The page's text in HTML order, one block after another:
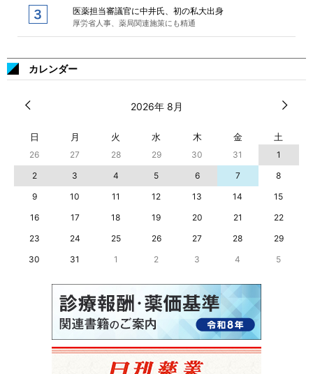
医薬担当審議官に中井氏、初の私大出身
厚労省人事、薬局関連施策にも精通
カレンダー
2026年 8月
日 月 火 水 木 金 土
26 27 28 29 30 31
1
2
3 4 5 6 7
8
9
10 11 12 13 14
15
16
17 18 19 20 21
22
23
24 25 26 27 28
29
30
31 1 2 3 4 5